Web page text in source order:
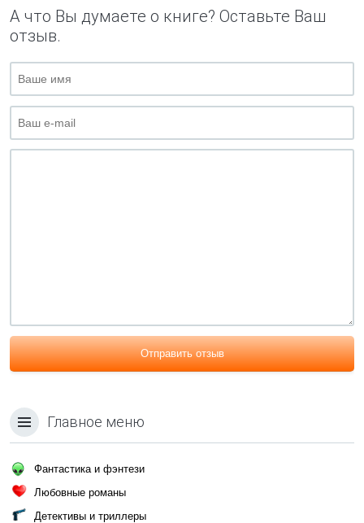
А что Вы думаете о книге? Оставьте Ваш
отзыв.
Отправить отзыв
Главное меню
Фантастика и фэнтези
Любовные романы
Детективы и триллеры